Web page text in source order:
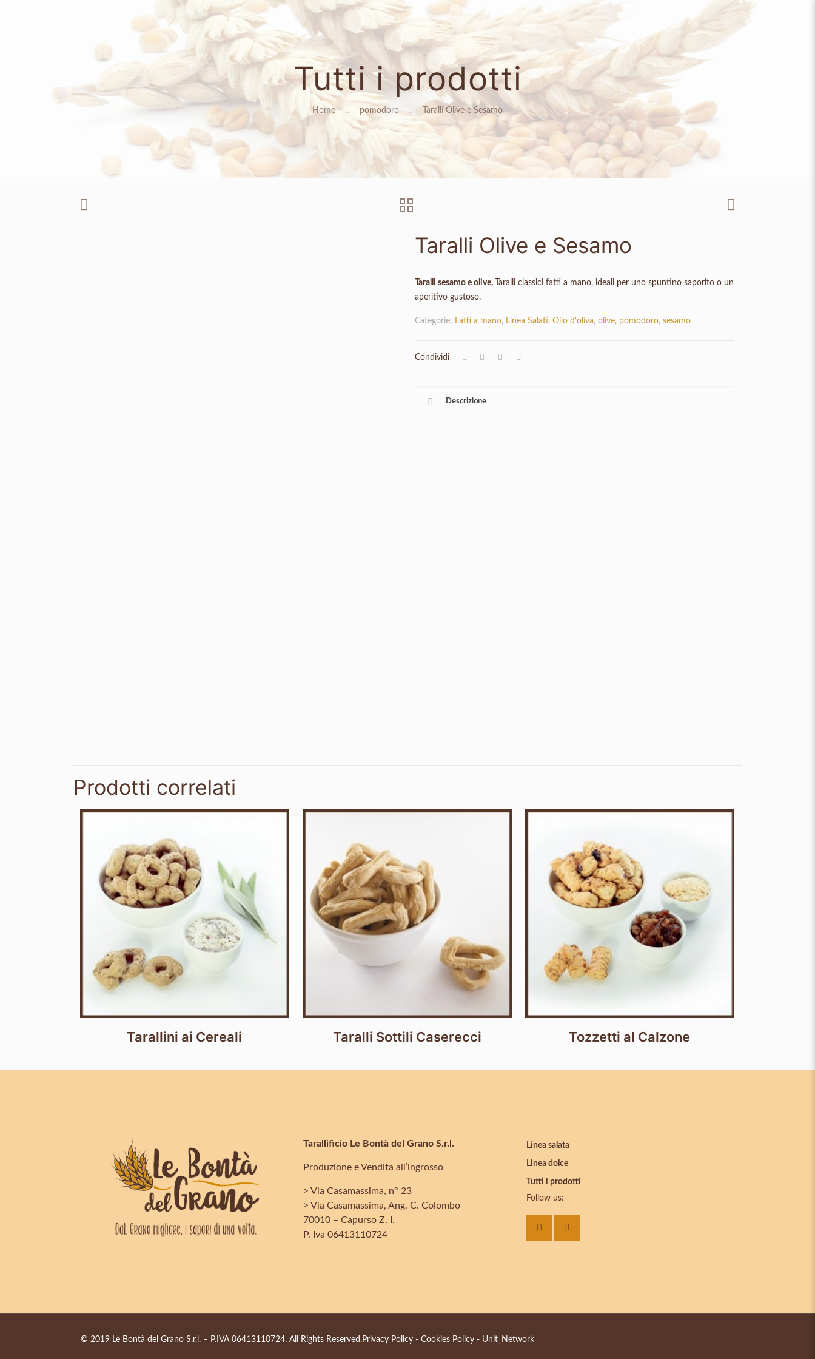
Tutti i prodotti
Home pomodoro Taralli Olive e Sesamo
Taralli Olive e Sesamo
Taralli sesamo e olive,
Taralli classici fatti a mano, ideali per uno spuntino saporito o un
aperitivo gustoso.
Categorie: Fatti a mano, Linea Salati, Olio d'oliva, olive, pomodoro, sesamo
Condividi
Descrizione
Prodotti correlati
Tarallini ai Cereali Taralli Sottili Caserecci Tozzetti al Calzone
Tarallificio Le Bontà del Grano S.r.l.
Produzione e Vendita all’ingrosso
> Via Casamassima, n° 23
> Via Casamassima, Ang. C. Colombo
70010 – Capurso Z. I.
P. Iva 06413110724
Linea salata
Linea dolce
Tutti i prodotti
Follow us:
© 2019 Le Bontà del Grano S.r.l. – P.IVA 06413110724. All Rights Reserved.Privacy Policy - Cookies Policy - Unit_Network